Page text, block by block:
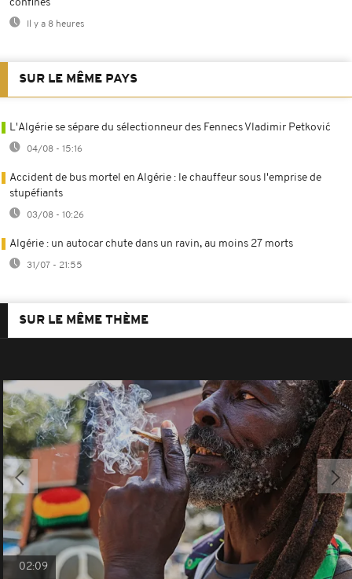
confinés
Il y a 8 heures
SUR LE MÊME PAYS
L'Algérie se sépare du sélectionneur des Fennecs Vladimir Petković
04/08 - 15:16
Accident de bus mortel en Algérie : le chauffeur sous l'emprise de
stupéfiants
03/08 - 10:26
Algérie : un autocar chute dans un ravin, au moins 27 morts
31/07 - 21:55
SUR LE MÊME THÈME
02:09